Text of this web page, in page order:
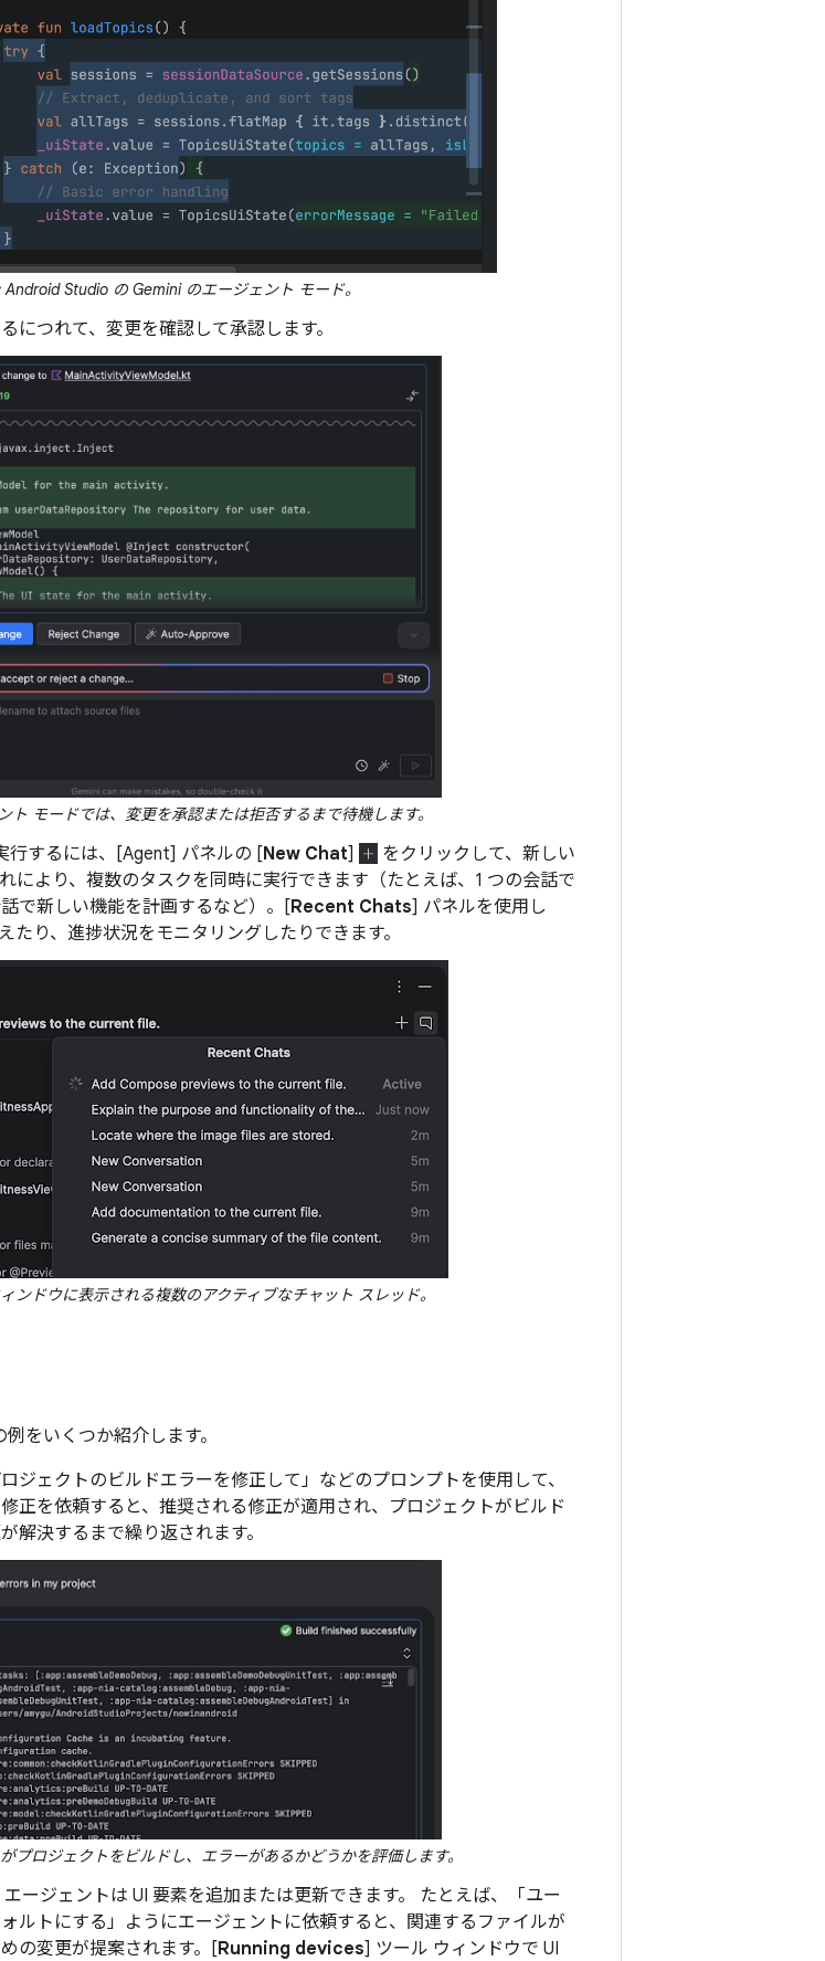
Android Studio の Gemini のエージェント モード。
につれて、変更を確認して承認します。
ト モードでは、変更を承認または拒否するまで待機します。
行するには、[Agent] パネルの [New Chat]
をクリックして、新しい
により、複数のタスクを同時に実行できます（たとえば、1 つの会話で
で新しい機能を計画するなど）。[Recent Chats] パネルを使用し
たり、進捗状況をモニタリングしたりできます。
ンドウに表示される複数のアクティブなチャット スレッド。
をいくつか紹介します。
ロジェクトのビルドエラーを修正して」などのプロンプトを使用して、
正を依頼すると、推奨される修正が適用され、プロジェクトがビルド
解決するまで繰り返されます。
プロジェクトをビルドし、エラーがあるかどうかを評価します。
エージェントは UI 要素を追加または更新できます。 たとえば、「ユー
ルトにする」ようにエージェントに依頼すると、関連するファイルが
の変更が提案されます。[Running devices] ツール ウィンドウで UI